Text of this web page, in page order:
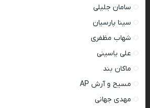
سامان جلیلی
سینا پارسیان
شهاب مظفری
علی یاسینی
ماکان بند
مسیح و آرش AP
مهدی جهانی